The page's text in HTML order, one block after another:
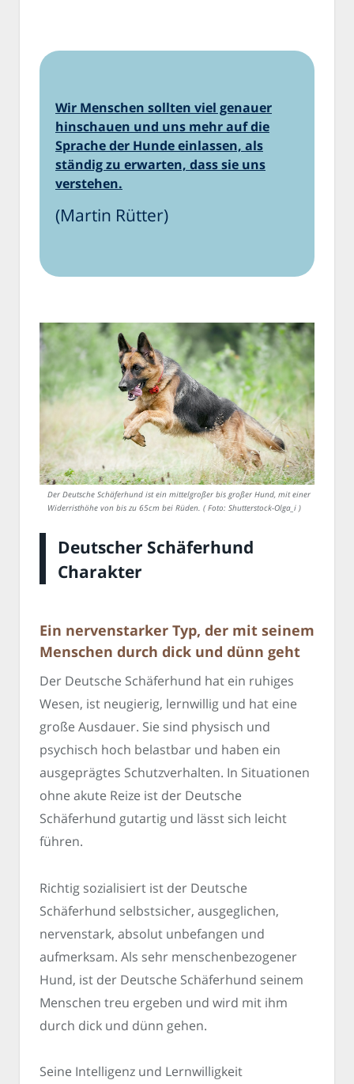
Wir Menschen sollten viel genauer
hinschauen und uns mehr auf die
Sprache der Hunde einlassen, als
ständig zu erwarten, dass sie uns
verstehen.
(Martin Rütter)
Der Deutsche Schäferhund ist ein mittelgroßer bis großer Hund, mit einer
Widerristhöhe von bis zu 65cm bei Rüden. ( Foto: Shutterstock-Olga_i )
Deutscher Schäferhund
Charakter
Ein nervenstarker Typ, der mit seinem
Menschen durch dick und dünn geht
Der Deutsche Schäferhund hat ein ruhiges
Wesen, ist neugierig, lernwillig und hat eine
große Ausdauer. Sie sind physisch und
psychisch hoch belastbar und haben ein
ausgeprägtes Schutzverhalten. In Situationen
ohne akute Reize ist der Deutsche
Schäferhund gutartig und lässt sich leicht
führen.
Richtig sozialisiert ist der Deutsche
Schäferhund selbstsicher, ausgeglichen,
nervenstark, absolut unbefangen und
aufmerksam. Als sehr menschenbezogener
Hund, ist der Deutsche Schäferhund seinem
Menschen treu ergeben und wird mit ihm
durch dick und dünn gehen.
Seine Intelligenz und Lernwilligkeit